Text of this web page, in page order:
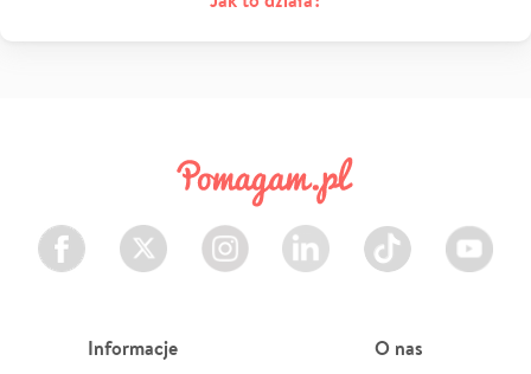
Facebook Twitter Instagram LinkedIn TikTok Youtube
Informacje O nas